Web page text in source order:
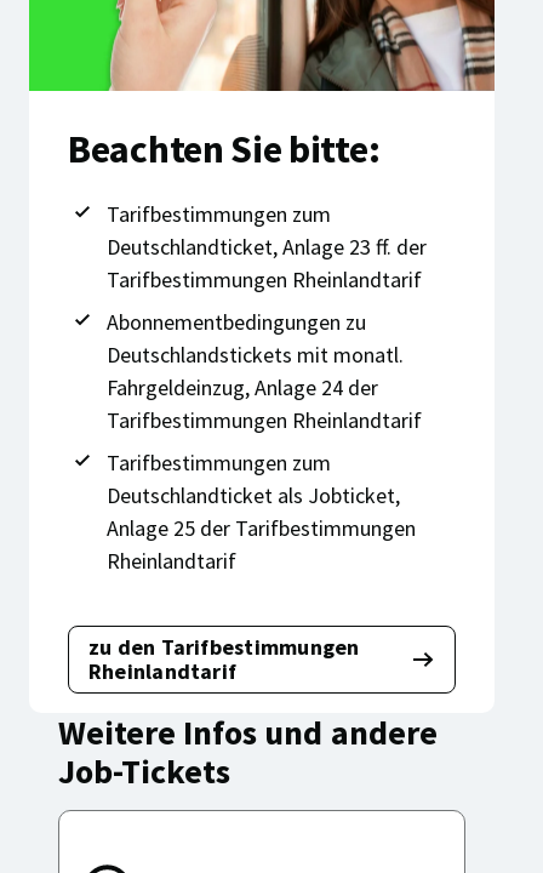
Beachten Sie bitte:
Tarifbestimmungen zum
Deutschlandticket, Anlage 23 ff. der
Tarifbestimmungen Rheinlandtarif
Abonnementbedingungen zu
Deutschlandstickets mit monatl.
Fahrgeldeinzug, Anlage 24 der
Tarifbestimmungen Rheinlandtarif
Tarifbestimmungen zum
Deutschlandticket als Jobticket,
Anlage 25 der Tarifbestimmungen
Rheinlandtarif
zu den Tarifbestimmungen
Rheinlandtarif
Sie
Weitere Infos und andere
Job-Tickets